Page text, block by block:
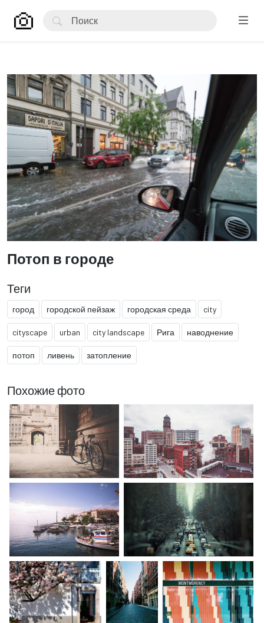
Потоп в городе
Теги
город городской пейзаж городская среда city
cityscape urban city landscape Рига наводнение
потоп ливень затопление
Похожие фото